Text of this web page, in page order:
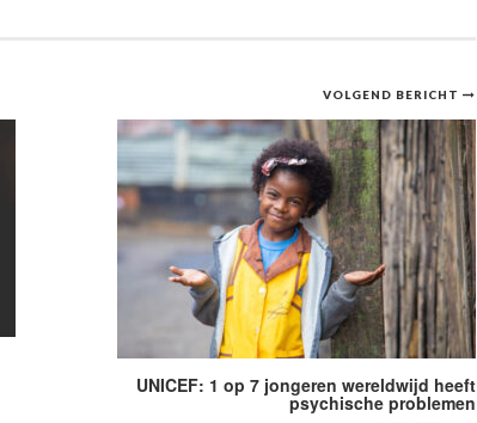
VOLGEND BERICHT
UNICEF: 1 op 7 jongeren wereldwijd heeft
psychische problemen